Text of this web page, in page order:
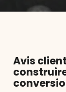
Avis